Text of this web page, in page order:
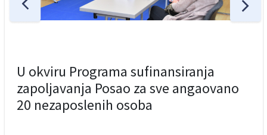
U okviru Programa sufinansiranja
zapoljavanja Posao za sve angaovano
20 nezaposlenih osoba